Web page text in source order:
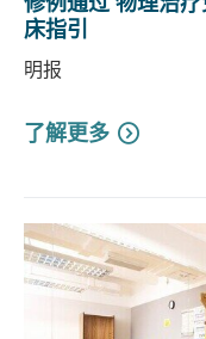
床指引
明报
了解更多